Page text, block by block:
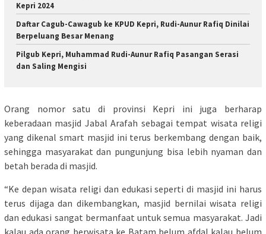
Kepri 2024
Daftar Cagub-Cawagub ke KPUD Kepri, Rudi-Aunur Rafiq Dinilai
Berpeluang Besar Menang
Pilgub Kepri, Muhammad Rudi-Aunur Rafiq Pasangan Serasi
dan Saling Mengisi
Orang nomor satu di provinsi Kepri ini juga berharap
keberadaan masjid Jabal Arafah sebagai tempat wisata religi
yang dikenal smart masjid ini terus berkembang dengan baik,
sehingga masyarakat dan pungunjung bisa lebih nyaman dan
betah berada di masjid.
“Ke depan wisata religi dan edukasi seperti di masjid ini harus
terus dijaga dan dikembangkan, masjid bernilai wisata religi
dan edukasi sangat bermanfaat untuk semua masyarakat. Jadi
kalau ada orang berwisata ke Batam belum afdal kalau belum